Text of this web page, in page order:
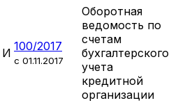
И 100/2017
c 01.11.2017
Оборотная
ведомость по
счетам
бухгалтерского
учета
кредитной
организации